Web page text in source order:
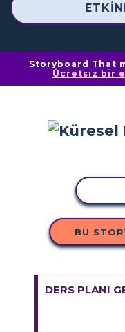
Storyboard That
Ücretsiz bir
BU
DERS PLANI